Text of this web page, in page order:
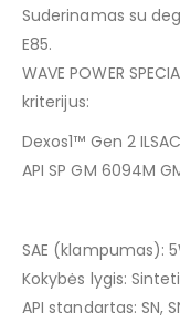
Suderinamas su
E85.
WAVE POWER
kriterijus:
Dexos1™ Gen 2
API SP GM 6094M
SAE (klampumas):
Kokybės lygis:
API standartas: SN,